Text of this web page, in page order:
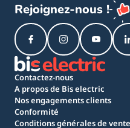
Rejoignez-nous !
Contactez-nous
A propos de Bis electric
Nos engagements clients
Conformité
Conditions générales de vente